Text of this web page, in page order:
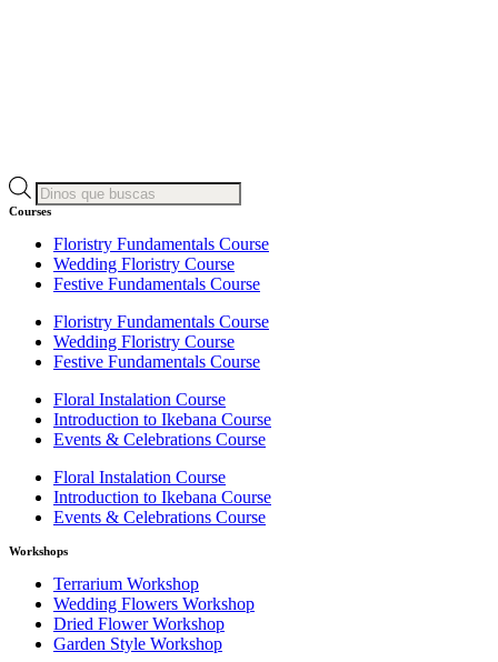
Products
search
Courses
Floristry Fundamentals Course
Wedding Floristry Course
Festive Fundamentals Course
Floristry Fundamentals Course
Wedding Floristry Course
Festive Fundamentals Course
Floral Instalation Course
Introduction to Ikebana Course
Events & Celebrations Course
Floral Instalation Course
Introduction to Ikebana Course
Events & Celebrations Course
Workshops
Terrarium Workshop
Wedding Flowers Workshop
Dried Flower Workshop
Garden Style Workshop